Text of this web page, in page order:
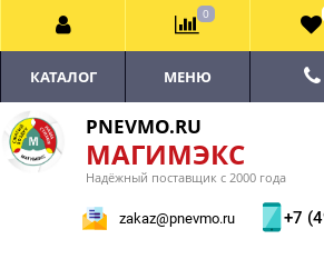
PNEVMO.RU
МАГИМЭКС
Надёжный поставщик с 2000 года
zakaz@pnevmo.ru +7
КАТАЛОГ МЕНЮ
0